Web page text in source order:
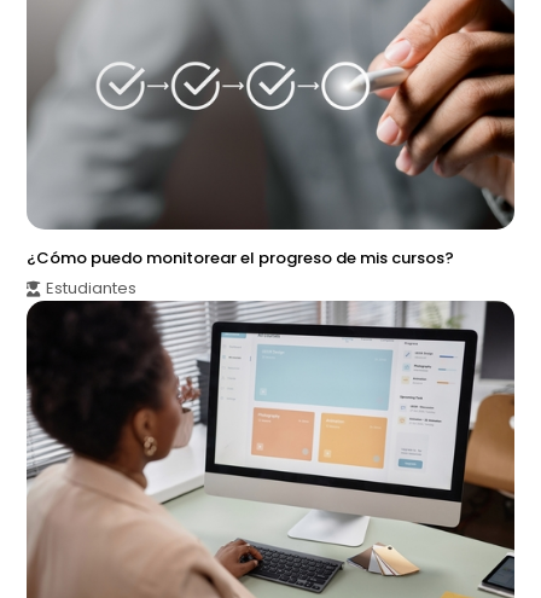
¿Cómo puedo monitorear el progreso de mis cursos?
Estudiantes